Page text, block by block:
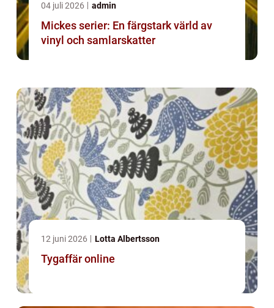
04 juli 2026 admin
Mickes serier: En färgstark värld av
vinyl och samlarskatter
12 juni 2026 Lotta Albertsson
Tygaffär online